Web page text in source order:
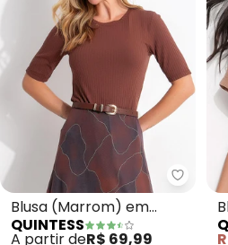
Blusa (Marrom) em
Malha Canelada
QUINTESS
A partir deR$ 69,99